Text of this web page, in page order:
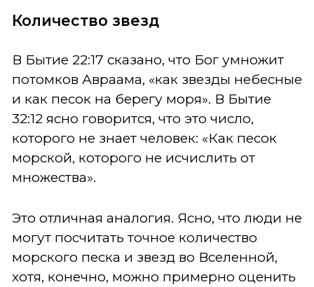
Количество звезд
В Бытие 22:17 сказано, что Бог умножит
потомков Авраама, «как звезды небесные
и как песок на берегу моря». В Бытие
32:12 ясно говорится, что это число,
которого не знает человек: «Как песок
морской, которого не исчислить от
множества».
Это отличная аналогия. Ясно, что люди не
могут посчитать точное количество
морского песка и звезд во Вселенной,
хотя, конечно, можно примерно оценить